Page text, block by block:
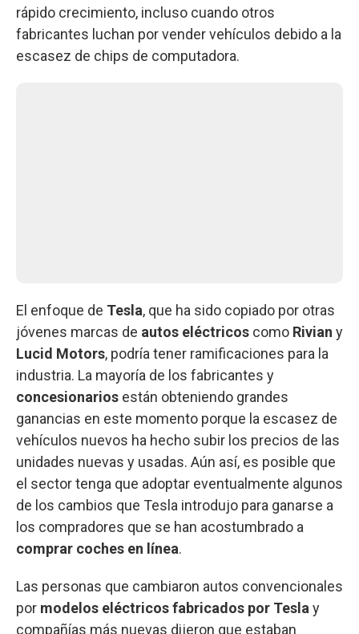
rápido crecimiento, incluso cuando otros
fabricantes luchan por vender vehículos debido a la
escasez de chips de computadora.
El enfoque de Tesla, que ha sido copiado por otras
jóvenes marcas de autos eléctricos como Rivian y
Lucid Motors, podría tener ramificaciones para la
industria. La mayoría de los fabricantes y
concesionarios están obteniendo grandes
ganancias en este momento porque la escasez de
vehículos nuevos ha hecho subir los precios de las
unidades nuevas y usadas. Aún así, es posible que
el sector tenga que adoptar eventualmente algunos
de los cambios que Tesla introdujo para ganarse a
los compradores que se han acostumbrado a
comprar coches en línea.
Las personas que cambiaron autos convencionales
por modelos eléctricos fabricados por Tesla y
compañías más nuevas dijeron que estaban